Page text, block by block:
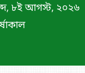
৮ই আগস্ট, ২০২৬